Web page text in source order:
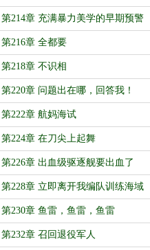
杀手
第214章 充满暴力美学的早期预警
雷达
第216章 全都要
第218章 不识相
第220章 问题出在哪，回答我！
第222章 航妈海试
第224章 在刀尖上起舞
第226章 出血级驱逐舰要出血了
第228章 立即离开我编队训练海域
第230章 鱼雷，鱼雷，鱼雷
第232章 召回退役军人